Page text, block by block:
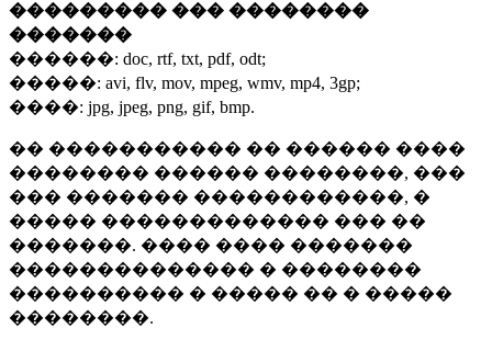
��������� ��� ��������
�������
������: doc, rtf, txt, pdf, odt;
�����: avi, flv, mov, mpeg, wmv, mp4, 3gp;
����: jpg, jpeg, png, gif, bmp.
�� ����������� �� ������ ����
�������� ������ ��������, ���
��� ������� ������������, �
����� ������������� ��� ��
�������. ���� ���� �������
�������������� � ��������
���������� � ����� �� � �����
��������.